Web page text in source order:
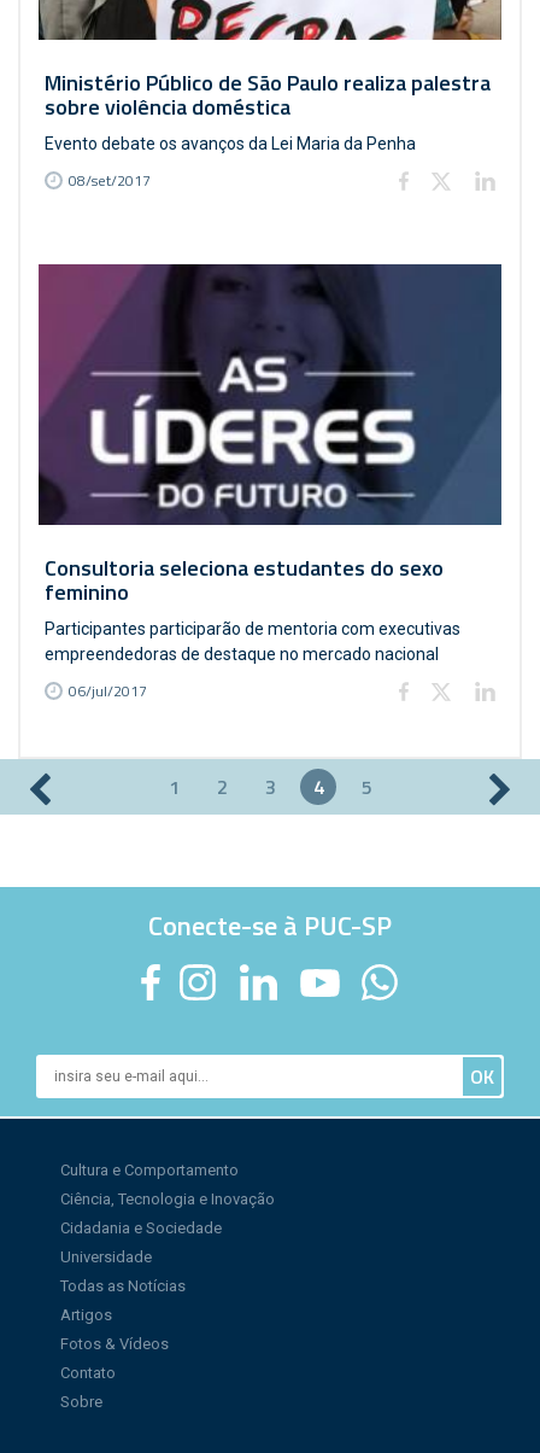
Ministério Público de São Paulo realiza palestra
sobre violência doméstica
Evento debate os avanços da Lei Maria da Penha
08/set/2017
Consultoria seleciona estudantes do sexo
feminino
Participantes participarão de mentoria com executivas
empreendedoras de destaque no mercado nacional
06/jul/2017
Páginas 1 2 3 4 5
Conecte-se à PUC-SP
Cultura e Comportamento
Ciência, Tecnologia e Inovação
Cidadania e Sociedade
Universidade
Todas as Notícias
Artigos
Fotos & Vídeos
Contato
Sobre